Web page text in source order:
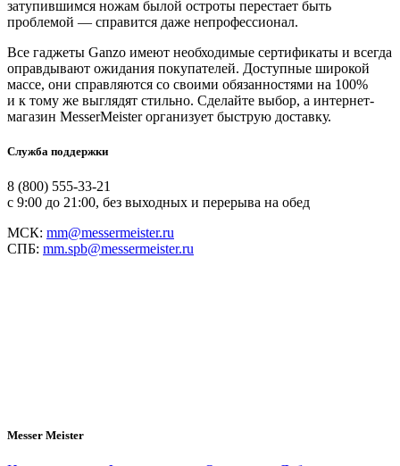
затупившимся ножам былой остроты перестает быть
проблемой — справится даже непрофессионал.
Все гаджеты Ganzo имеют необходимые сертификаты и всегда
оправдывают ожидания покупателей. Доступные широкой
массе, они справляются со своими обязанностями на 100%
и к тому же выглядят стильно. Сделайте выбор, а интернет-
магазин MesserMeister организует быструю доставку.
Служба поддержки
8 (800) 555-33-21
с 9:00 до 21:00, без выходных и перерыва на обед
МСК: mm@messermeister.ru
СПБ: mm.spb@messermeister.ru
Messer Meister